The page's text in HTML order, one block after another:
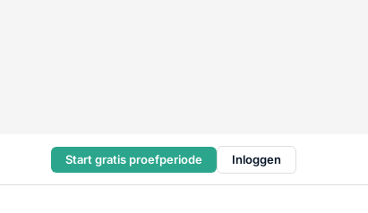
Start gratis proefperiode Inloggen